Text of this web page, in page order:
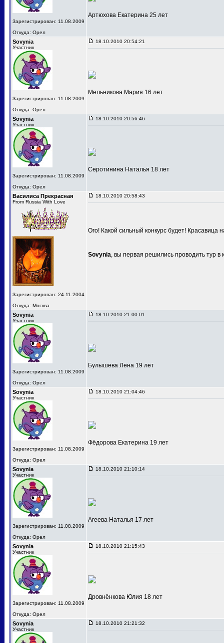
Зарегистрирован: 11.08.2009
Откуда: Орел
Артюхова Екатерина 25 лет
Sovynia
Участник
Зарегистрирован: 11.08.2009
Откуда: Орел
18.10.2010 20:54:21
Мельникова Мария 16 лет
Sovynia
Участник
Зарегистрирован: 11.08.2009
Откуда: Орел
18.10.2010 20:56:46
Серотинина Наталья 18 лет
Василиса Прекрасная
From Russia With Love
Зарегистрирован: 24.11.2004
Откуда: Москва
18.10.2010 20:58:43
Ого! Какой сильный конкурс будет! Красавица
Sovynia, вы первая решились проводить тур в
Sovynia
Участник
Зарегистрирован: 11.08.2009
Откуда: Орел
18.10.2010 21:00:01
Булышева Лена 19 лет
Sovynia
Участник
Зарегистрирован: 11.08.2009
Откуда: Орел
18.10.2010 21:04:46
Фёдорова Екатерина 19 лет
Sovynia
Участник
Зарегистрирован: 11.08.2009
Откуда: Орел
18.10.2010 21:10:14
Агеева Наталья 17 лет
Sovynia
Участник
Зарегистрирован: 11.08.2009
Откуда: Орел
18.10.2010 21:15:43
Дровнёнкова Юлия 18 лет
Sovynia
Участник
18.10.2010 21:21:32